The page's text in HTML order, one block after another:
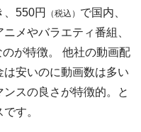
、550円
（税込） で国内、
メやバラエティ番組、
が特徴。 他社の動画配
安いのに動画数は多い
スの良さが特徴的。と
す。